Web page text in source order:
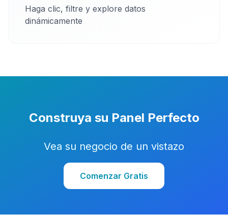
Haga clic, filtre y explore datos
dinámicamente
Construya su Panel Perfecto
Vea su negocio de un vistazo
Comenzar Gratis